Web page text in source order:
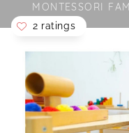
MONTESSORI
Soon you will learn
2 ratings